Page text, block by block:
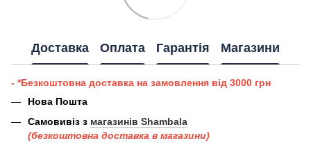
Доставка Оплата Гарантія Магазини
- *Безкоштовна доставка на замовлення від 3000 грн
Нова Пошта
Самовивіз з магазинів Shambala
(безкоштовна доставка в магазини)